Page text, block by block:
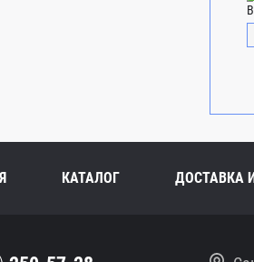
КАТАЛОГ ДОСТАВКА